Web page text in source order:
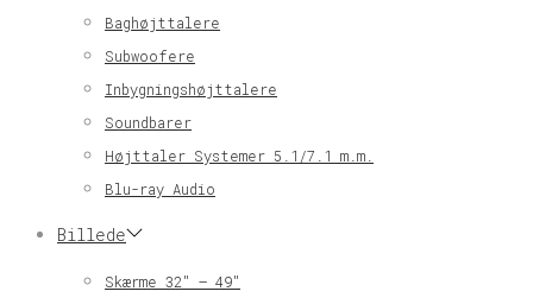
Baghøjttalere
Subwoofere
Inbygningshøjttalere
Soundbarer
Højttaler Systemer 5.1/7.1 m.m.
Blu-ray Audio
Billede
Skærme 32″ – 49″